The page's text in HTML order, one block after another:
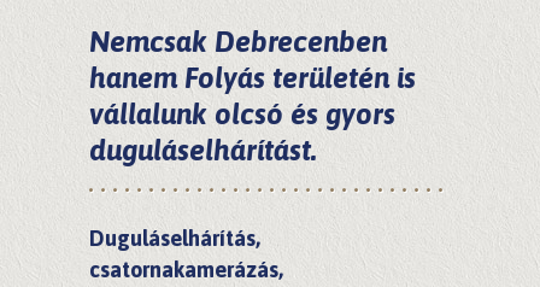
Nemcsak Debrecenben
hanem Folyás területén is
vállalunk olcsó és gyors
duguláselhárítást.
Duguláselhárítás,
csatornakamerázás,